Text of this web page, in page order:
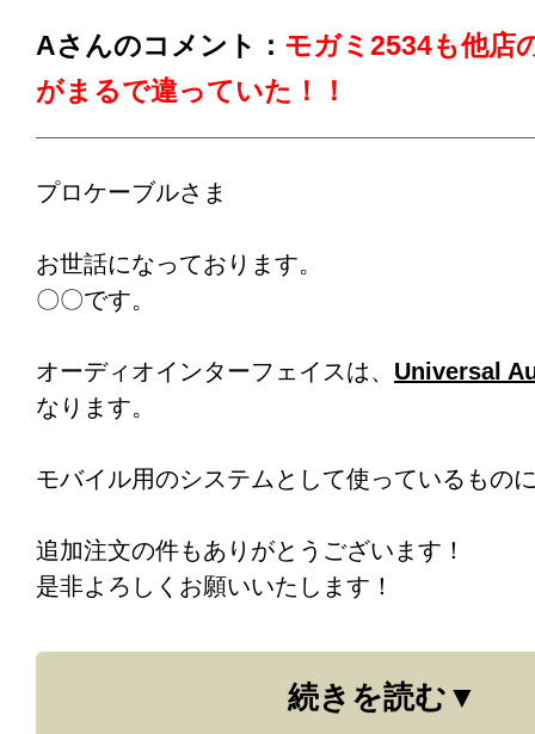
Aさんのコメント： モガミ2534も他店
がまるで違っていた！！
プロケーブルさま
お世話になっております。
〇〇です。
オーディオインターフェイスは、 Universal
なります。
モバイル用のシステムとして使っているもの
追加注文の件もありがとうございます！
是非よろしくお願いいたします！
余談なのですが、
続きを読む